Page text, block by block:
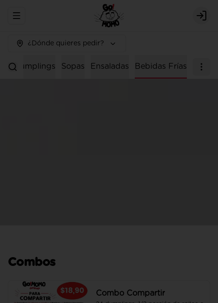
Abrir menu de navegación
¿Dónde quieres pedir?
Dumplings Sopas Ensaladas Bebidas Frías
Combos
Combo Compartir